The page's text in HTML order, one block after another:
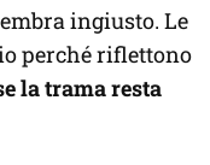
ingiusto. Le
perché riflettono
la trama resta